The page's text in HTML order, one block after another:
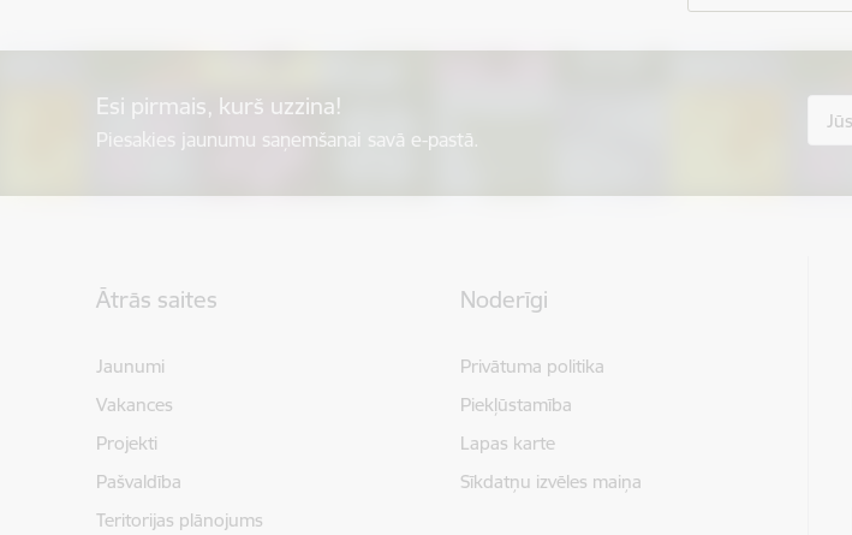
Esi pirmais, kurš uzzina!
Piesakies jaunumu saņemšanai savā e-pastā.
Ātrās saites
Jaunumi
Vakances
Projekti
Pašvaldība
Teritorijas plānojums
Noderīgi
Privātuma politika
Piekļūstamība
Lapas karte
Sīkdatņu izvēles maiņa